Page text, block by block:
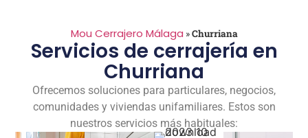
Mou Cerrajero Málaga »Churriana
Servicios de cerrajería en
Churriana
Ofrecemos soluciones para particulares, negocios,
comunidades y viviendas unifamiliares. Estos son
nuestros servicios más habituales: